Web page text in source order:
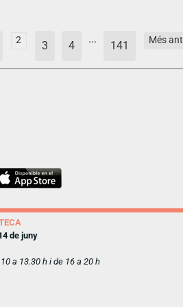
2 3 4
...
141 Més
de juny
a 13.30 h i de 16 a 20 h